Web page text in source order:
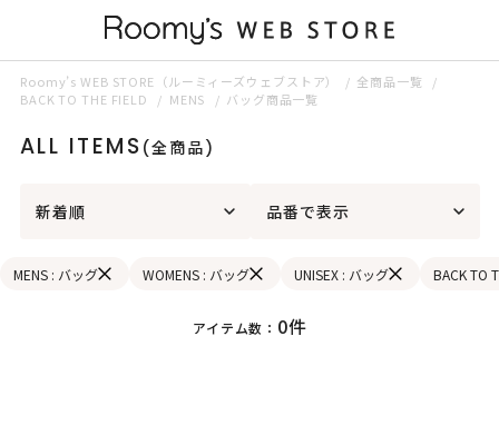
Roomy’s WEB STORE（ルーミィーズウェブストア）
全商品一覧
BACK TO THE FIELD
MENS バッグ商品一覧
ALL ITEMS (全商品)
新着順 品番で表示
MENS : バッグ WOMENS : バッグ UNISEX : バッグ BACK TO
アイテム数： 0件